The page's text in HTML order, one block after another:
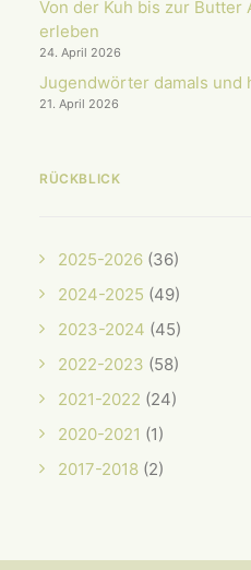
Von der Kuh bis zur Butter
erleben
24. April 2026
Jugendwörter damals und
21. April 2026
RÜCKBLICK
2025-2026 (36)
2024-2025 (49)
2023-2024 (45)
2022-2023 (58)
2021-2022 (24)
2020-2021 (1)
2017-2018 (2)